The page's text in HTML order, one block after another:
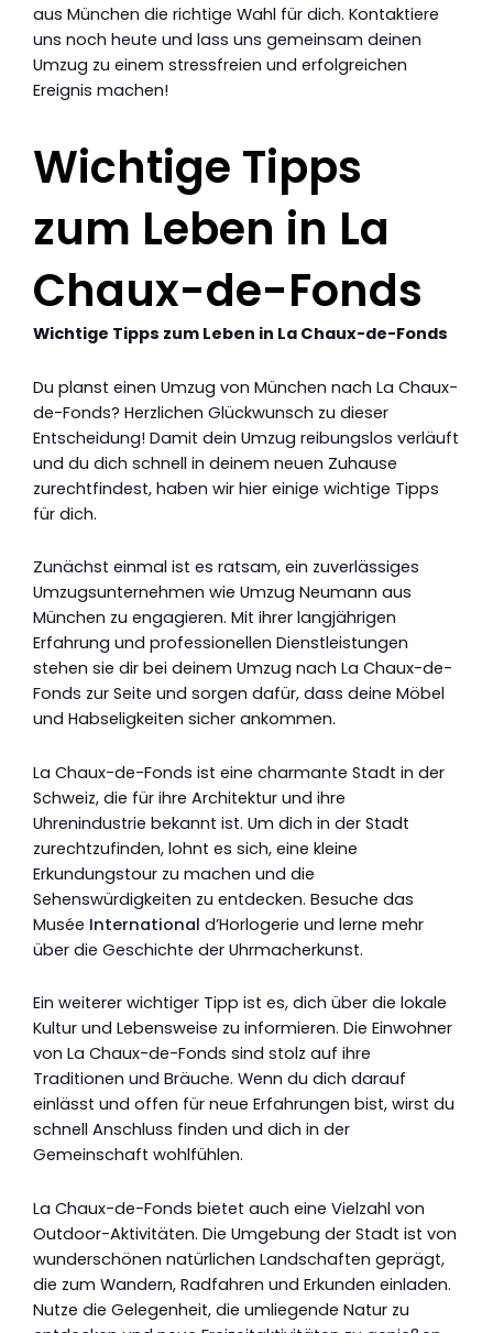
aus München die richtige Wahl für dich. Kontaktiere
uns noch heute und lass uns gemeinsam deinen
Umzug zu einem stressfreien und erfolgreichen
Ereignis machen!
Wichtige Tipps
zum Leben in La
Chaux-de-Fonds
Wichtige Tipps zum Leben in La Chaux-de-Fonds
Du planst einen Umzug von München nach La Chaux-
de-Fonds? Herzlichen Glückwunsch zu dieser
Entscheidung! Damit dein Umzug reibungslos verläuft
und du dich schnell in deinem neuen Zuhause
zurechtfindest, haben wir hier einige wichtige Tipps
für dich.
Zunächst einmal ist es ratsam, ein zuverlässiges
Umzugsunternehmen wie Umzug Neumann aus
München zu engagieren. Mit ihrer langjährigen
Erfahrung und professionellen Dienstleistungen
stehen sie dir bei deinem Umzug nach La Chaux-de-
Fonds zur Seite und sorgen dafür, dass deine Möbel
und Habseligkeiten sicher ankommen.
La Chaux-de-Fonds ist eine charmante Stadt in der
Schweiz, die für ihre Architektur und ihre
Uhrenindustrie bekannt ist. Um dich in der Stadt
zurechtzufinden, lohnt es sich, eine kleine
Erkundungstour zu machen und die
Sehenswürdigkeiten zu entdecken. Besuche das
Musée International d’Horlogerie und lerne mehr
über die Geschichte der Uhrmacherkunst.
Ein weiterer wichtiger Tipp ist es, dich über die lokale
Kultur und Lebensweise zu informieren. Die Einwohner
von La Chaux-de-Fonds sind stolz auf ihre
Traditionen und Bräuche. Wenn du dich darauf
einlässt und offen für neue Erfahrungen bist, wirst du
schnell Anschluss finden und dich in der
Gemeinschaft wohlfühlen.
La Chaux-de-Fonds bietet auch eine Vielzahl von
Outdoor-Aktivitäten. Die Umgebung der Stadt ist von
wunderschönen natürlichen Landschaften geprägt,
die zum Wandern, Radfahren und Erkunden einladen.
Nutze die Gelegenheit, die umliegende Natur zu